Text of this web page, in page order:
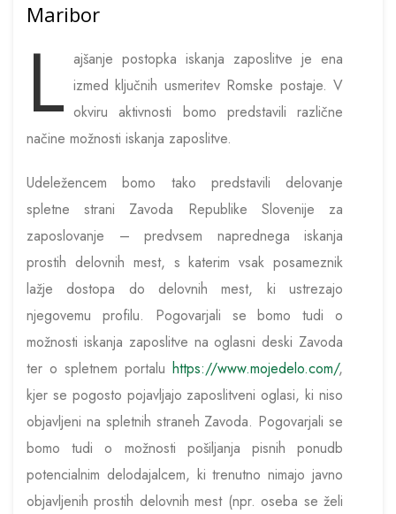
Maribor
L ajšanje postopka iskanja zaposlitve je ena
izmed ključnih usmeritev Romske postaje. V
okviru aktivnosti bomo predstavili različne
načine možnosti iskanja zaposlitve.
Udeležencem bomo tako predstavili delovanje
spletne strani Zavoda Republike Slovenije za
zaposlovanje – predvsem naprednega iskanja
prostih delovnih mest, s katerim vsak posameznik
lažje dostopa do delovnih mest, ki ustrezajo
njegovemu profilu. Pogovarjali se bomo tudi o
možnosti iskanja zaposlitve na oglasni deski Zavoda
ter o spletnem portalu https://www.mojedelo.com/,
kjer se pogosto pojavljajo zaposlitveni oglasi, ki niso
objavljeni na spletnih straneh Zavoda. Pogovarjali se
bomo tudi o možnosti pošiljanja pisnih ponudb
potencialnim delodajalcem, ki trenutno nimajo javno
objavljenih prostih delovnih mest (npr. oseba se želi